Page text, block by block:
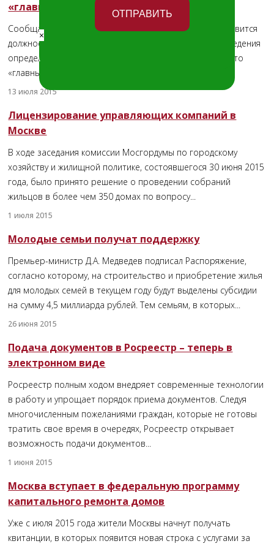
«главным садовником»
Сообщается, что в каждом районе города Москвы появится
должность «главного садовника». При этом срок ее введения
определяется до 15 июля 2015 года. Предполагается, что
«главные садовники» появятся в каждом ГБУ...
13 июля 2015
Лицензирование управляющих компаний в
Москве
В ходе заседания комиссии Мосгордумы по городскому
хозяйству и жилищной политике, состоявшегося 30 июня 2015
года, было принято решение о проведении собраний
жильцов в более чем 350 домах по вопросу...
1 июля 2015
Молодые семьи получат поддержку
Премьер-министр Д.А. Медведев подписал Распоряжение,
согласно которому, на строительство и приобретение жилья
для молодых семей в текущем году будут выделены субсидии
на сумму 4,5 миллиарда рублей. Тем семьям, в которых...
26 июня 2015
Подача документов в Росреестр – теперь в
электронном виде
Росреестр полным ходом внедряет современные технологии
в работу и упрощает порядок приема документов. Следуя
многочисленным пожеланиями граждан, которые не готовы
тратить свое время в очередях, Росреестр открывает
возможность подачи документов...
1 июня 2015
Москва вступает в федеральную программу
капитального ремонта домов
Уже с июля 2015 года жители Москвы начнут получать
квитанции, в которых появится новая строка с услугами за
×
×